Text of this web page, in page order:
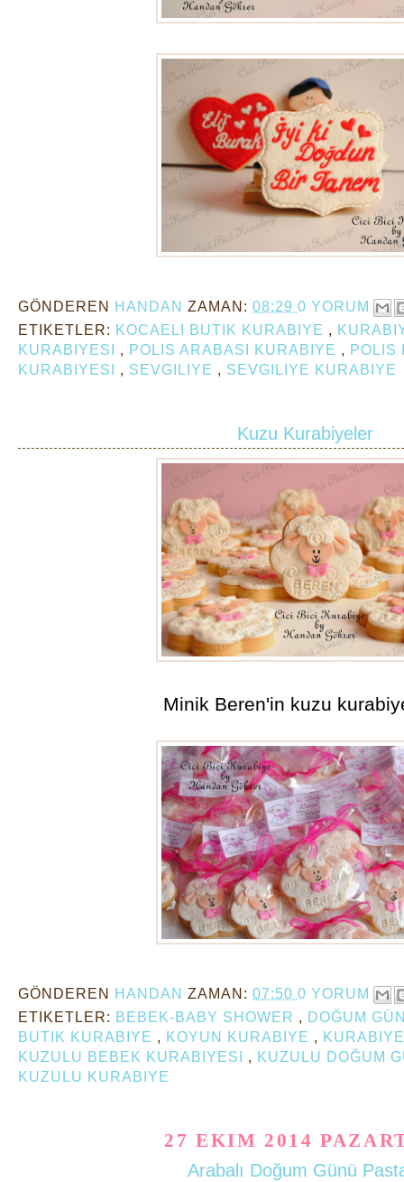
GÖNDEREN HANDAN ZAMAN: 08:29 0 YORUM
ETIKETLER: KOCAELI BUTIK KURABIYE ,
KURABIYESI , POLIS ARABASI KURABIYE , POLIS
KURABIYESI , SEVGILIYE , SEVGILIYE KURABIYE
Kuzu Kurabiyeler
Minik Beren'in kuzu
GÖNDEREN HANDAN ZAMAN: 07:50 0 YORUM
ETIKETLER: BEBEK-BABY SHOWER , DOĞUM
BUTIK KURABIYE , KOYUN KURABIYE ,
KUZULU BEBEK KURABIYESI , KUZULU DOĞUM
KUZULU KURABIYE
27 EKIM 2014
Arabalı Doğum Günü